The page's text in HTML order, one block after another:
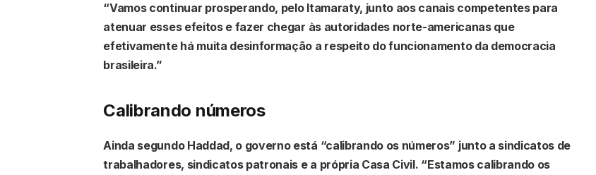
“Vamos continuar prosperando, pelo Itamaraty, junto aos canais competentes para
atenuar esses efeitos e fazer chegar às autoridades norte-americanas que
efetivamente há muita desinformação a respeito do funcionamento da democracia
brasileira.”
Calibrando números
Ainda segundo Haddad, o governo está “calibrando os números” junto a sindicatos de
trabalhadores, sindicatos patronais e a própria Casa Civil. “Estamos calibrando os